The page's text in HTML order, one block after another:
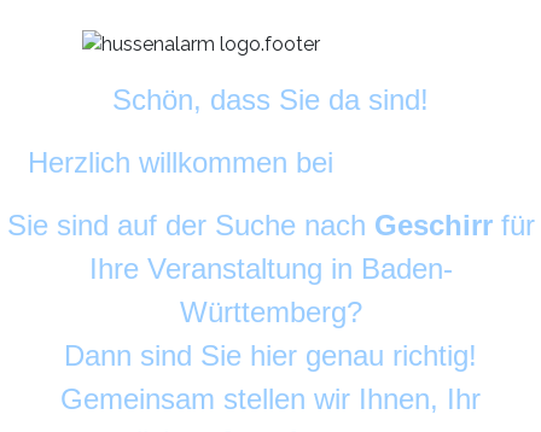
Schön, dass Sie da sind!
Herzlich willkommen bei
Sie sind auf der Suche nach Geschirr für
Ihre Veranstaltung in Baden-
Württemberg?
Dann sind Sie hier genau richtig!
Gemeinsam stellen wir Ihnen, Ihr